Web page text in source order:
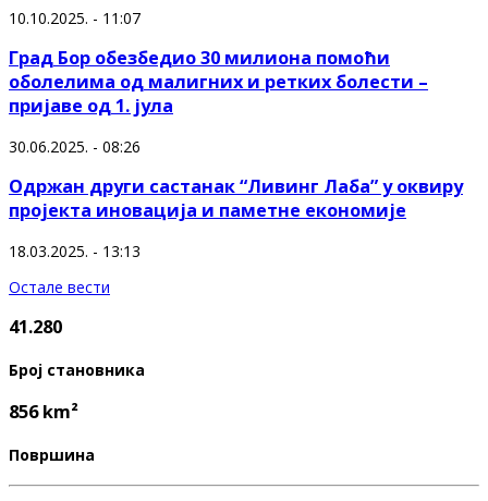
10.10.2025. - 11:07
Град Бор обезбедио 30 милиона помоћи
оболелима од малигних и ретких болести –
пријаве од 1. јула
30.06.2025. - 08:26
Одржан други састанак “Ливинг Лаба” у оквиру
пројекта иновација и паметне економије
18.03.2025. - 13:13
Остале вести
41.280
Број становника
856 km²
Површина